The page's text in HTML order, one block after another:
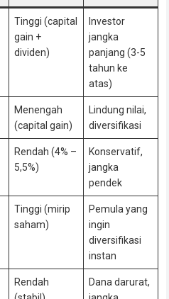
Tinggi (capital
gain +
dividen)
Investor
jangka
panjang (3-5
tahun ke
atas)
Menengah
(capital gain)
Lindung nilai,
diversifikasi
Rendah (4% –
5,5%)
Konservatif,
jangka
pendek
Tinggi (mirip
saham)
Pemula yang
ingin
diversifikasi
instan
Rendah
Dana darurat,